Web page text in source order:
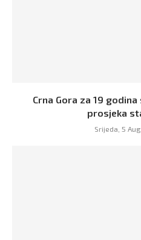
Crna Gora za 19
prosjeka
Srijeda, 5